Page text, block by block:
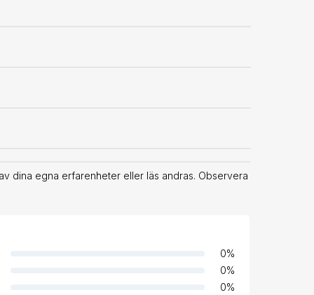
dina egna erfarenheter eller läs andras. Observera
0%
0%
0%